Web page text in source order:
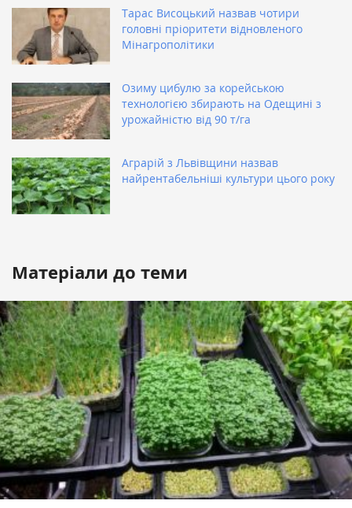
Тарас Висоцький назвав чотири
головні пріоритети відновленого
Мінагрополітики
Озиму цибулю за корейською
технологією збирають на Одещині з
урожайністю від 90 т/га
Аграрій з Львівщини назвав
найрентабельніші культури цього року
Матеріали до теми